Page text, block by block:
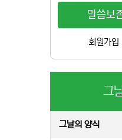
말씀보
회원가입
그
그날의 양식